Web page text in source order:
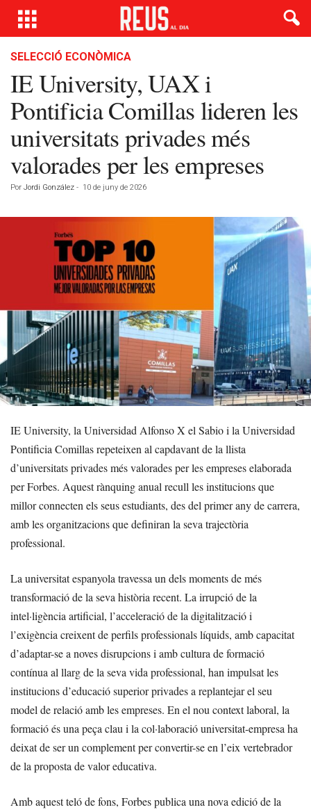
SELECCIÓ ECONÒMICA
IE University, UAX i
Pontificia Comillas lideren les
universitats privades més
valorades per les empreses
Por Jordi González - 10 de juny de 2026
IE University, la Universidad Alfonso X el Sabio i la Universidad
Pontificia Comillas repeteixen al capdavant de la llista
d’universitats privades més valorades per les empreses elaborada
per Forbes. Aquest rànquing anual recull les institucions que
millor connecten els seus estudiants, des del primer any de carrera,
amb les organitzacions que definiran la seva trajectòria
professional.
La universitat espanyola travessa un dels moments de més
transformació de la seva història recent. La irrupció de la
intel·ligència artificial, l’acceleració de la digitalització i
l’exigència creixent de perfils professionals líquids, amb capacitat
d’adaptar-se a noves disrupcions i amb cultura de formació
contínua al llarg de la seva vida professional, han impulsat les
institucions d’educació superior privades a replantejar el seu
model de relació amb les empreses. En el nou context laboral, la
formació és una peça clau i la col·laboració universitat-empresa ha
deixat de ser un complement per convertir-se en l’eix vertebrador
de la proposta de valor educativa.
Amb aquest teló de fons, Forbes publica una nova edició de la